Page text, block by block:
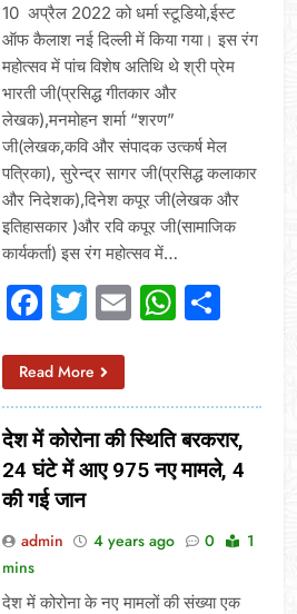
10 अप्रैल 2022 को धर्मा स्टूडियो,ईस्ट
ऑफ कैलाश नई दिल्ली में किया गया। इस रंग
महोत्सव में पांच विशेष अतिथि थे श्री प्रेम
भारती जी(प्रसिद्ध गीतकार और
लेखक),मनमोहन शर्मा “शरण”
जी(लेखक,कवि और संपादक उत्कर्ष मेल
पत्रिका), सुरेन्द्र सागर जी(प्रसिद्ध कलाकार
और निदेशक),दिनेश कपूर जी(लेखक और
इतिहासकार )और रवि कपूर जी(सामाजिक
कार्यकर्ता) इस रंग महोत्सव में…
Facebook
Twitter
Email
Read More
देश में कोरोना की स्थिति बरकरार,
24 घंटे में आए 975 नए मामले, 4
की गई जान
admin 4 years ago 0
1
mins
देश में कोरोना के नए मामलों की संख्या एक